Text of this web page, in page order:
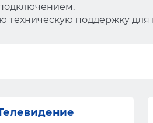
поддержку для